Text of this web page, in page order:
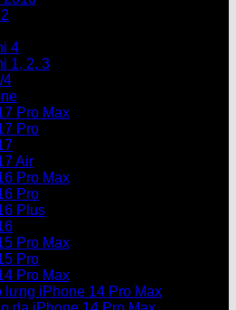
4
1, 2, 3
4
Pro Max
Pro
Air
Pro Max
Pro
Plus
Pro Max
Pro
Pro Max
lưng iPhone 14 Pro Max